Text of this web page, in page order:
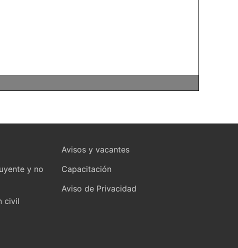
y no
civil
Avisos y vacantes
Capacitación
Aviso de Privacidad